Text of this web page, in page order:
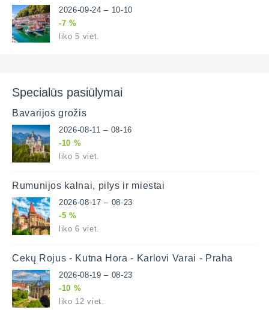
2026-09-24 – 10-10
-7 %
liko 5 viet.
Specialūs pasiūlymai
Bavarijos grožis
2026-08-11 – 08-16
-10 %
liko 5 viet.
Rumunijos kalnai, pilys ir miestai
2026-08-17 – 08-23
-5 %
liko 6 viet.
Čekų Rojus - Kutna Hora - Karlovi Varai - Praha
2026-08-19 – 08-23
-10 %
liko 12 viet.